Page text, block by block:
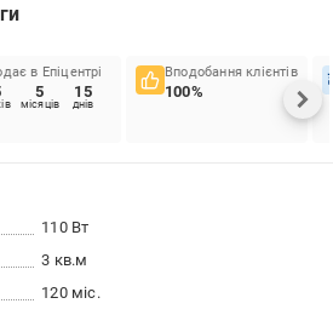
в Епіцентрі
5
місяців
15
днів
Вподобання клієнтів
100%
110 Вт
3 кв.м
120 міс.